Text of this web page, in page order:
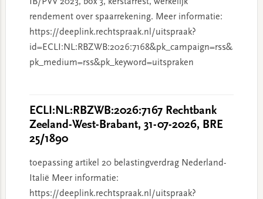
rendement over spaarrekening. Meer informatie:
https://deeplink.rechtspraak.nl/uitspraak?
id=ECLI:NL:RBZWB:2026:7168&pk_campaign=rss&
pk_medium=rss&pk_keyword=uitspraken
ECLI:NL:RBZWB:2026:7167 Rechtbank
Zeeland-West-Brabant, 31-07-2026, BRE
25/1890
toepassing artikel 20 belastingverdrag Nederland-
Italië Meer informatie:
https://deeplink.rechtspraak.nl/uitspraak?